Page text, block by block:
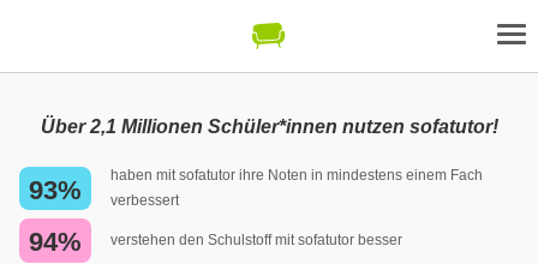
Über 2,1 Millionen Schüler*innen nutzen sofatutor!
93%
haben mit sofatutor ihre Noten in mindestens einem Fach
verbessert
94% verstehen den Schulstoff mit sofatutor besser